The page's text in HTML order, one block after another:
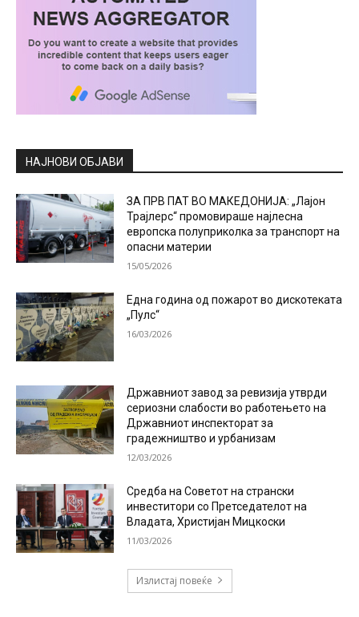
НАЈНОВИ ОБЈАВИ
ЗА ПРВ ПАТ ВО МАКЕДОНИЈА: „Лајон
Трајлерс“ промовираше најлесна
европска полуприколка за транспорт на
опасни материи
15/05/2026
Една година од пожарот во дискотеката
„Пулс“
16/03/2026
Државниот завод за ревизија утврди
сериозни слабости во работењето на
Државниот инспекторат за
градежништво и урбанизам
12/03/2026
Средба на Советот на странски
инвеститори со Претседателот на
Владата, Христијан Мицкоски
11/03/2026
Излистај повеќе